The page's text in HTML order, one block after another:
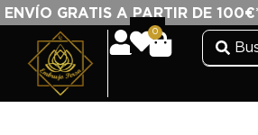
ENVÍO GRATIS A PARTIR DE
0